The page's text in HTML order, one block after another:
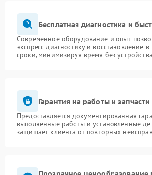
Бесплатная диагностика и
Современное оборудование и опыт
экспресс-диагностику и восстановление
сроки, минимизируя время без устройства
Гарантия на работы и запчасти
Предоставляется документированная
выполненные работы и установленные
защищает клиента от повторных